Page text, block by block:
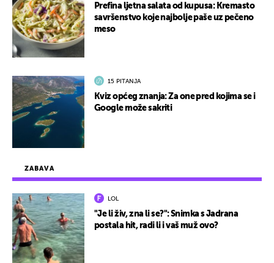
ZABAVA
LOL
"Je li živ, zna li se?": Snimka s Jadrana
postala hit, radi li i vaš muž ovo?
Prefina ljetna salata od kupusa: Kremasto
savršenstvo koje najbolje paše uz pečeno
meso
15 PITANJA
Kviz općeg znanja: Za one pred kojima se i
Google može sakriti